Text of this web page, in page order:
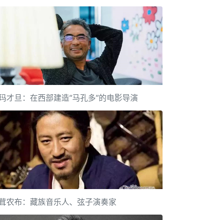
才旦：在西部建造“马孔多”的电影导演
农布：藏族音乐人、弦子演奏家